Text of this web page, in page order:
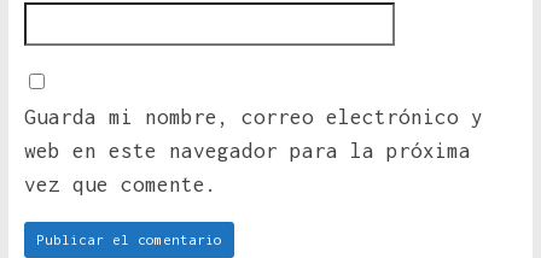
Guarda mi nombre, correo electrónico y
web en este navegador para la próxima
vez que comente.